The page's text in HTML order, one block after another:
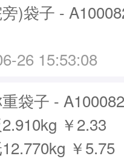
)袋子 -
26 15:53:08
袋子 -
￥2.33
￥5.75